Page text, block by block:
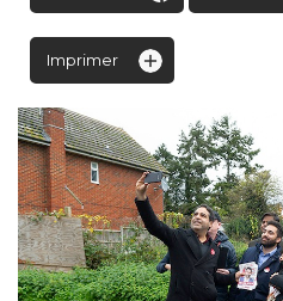
Imprimer